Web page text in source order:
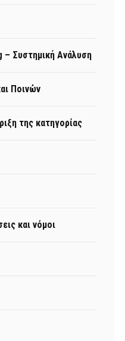
– Συστημική Ανάλυση
Ποινών
της κατηγορίας
και νόμοι